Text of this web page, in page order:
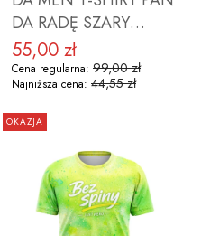
DA RADĘ SZARY
Cena promocyjna
55,00 zł
Cena regularna: 99,00 zł
Najniższa cena: 44,55 zł
OKAZJA